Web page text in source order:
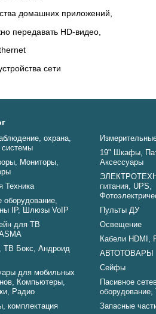
домашних приложений,
передавать HD-видео,
сети
охрана,
Мониторы,
Техника
оборудование,
IP, Шлюзы VoIP
для ТВ
ТВ Бокс, Андроид
для мобильных
Компьютеры,
Радио
комплектация
19" Шкафы,
Аксессуары
питания, UPS,
Пульты ДУ
Освещение
Кабели HDMI,
АВТОТОВАРЫ
Сейфы
Пасивное
оборудование,
Запасные